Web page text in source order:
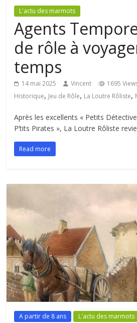
L'actu des marmots
Agents
de rôle à
temps
14 mai 2025 Vincent 1695
Historique, Jeu de Rôle, La Loutre Rôliste,
Après les excellents « Petits
P’tits Pirates », La Loutre Rôliste
Read more
A partir de 8 ans L'actu des marmots